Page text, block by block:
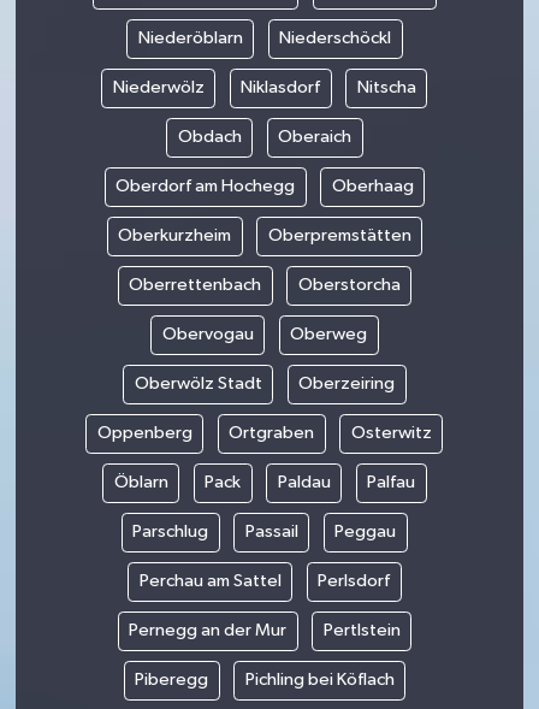
Niederöblarn Niederschöckl
Niederwölz Niklasdorf Nitscha
Obdach Oberaich
Oberdorf am Hochegg Oberhaag
Oberkurzheim Oberpremstätten
Oberrettenbach Oberstorcha
Obervogau Oberweg
Oberwölz Stadt Oberzeiring
Oppenberg Ortgraben Osterwitz
Öblarn Pack Paldau Palfau
Parschlug Passail Peggau
Perchau am Sattel Perlsdorf
Pernegg an der Mur Pertlstein
Piberegg Pichling bei Köflach